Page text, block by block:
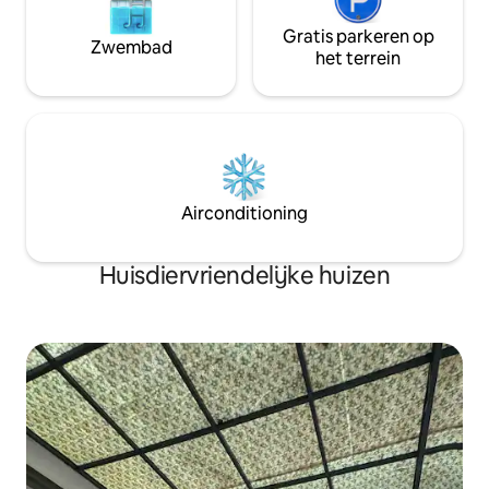
Zwembad
Gratis parkeren op
het terrein
Airconditioning
Huisdiervriendelijke huizen